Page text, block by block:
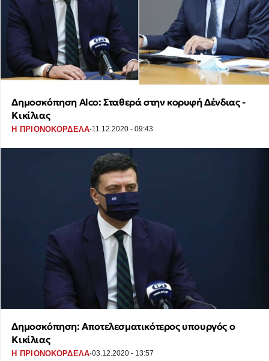
Δημοσκόπηση Alco: Σταθερά στην κορυφή Δένδιας -
Κικίλιας
Η ΠΡΙΟΝΟΚΟΡΔΕΛΑ·11.12.2020 - 09:43
Δημοσκόπηση: Αποτελεσματικότερος υπουργός ο
Κικίλιας
Η ΠΡΙΟΝΟΚΟΡΔΕΛΑ·03.12.2020 - 13:57